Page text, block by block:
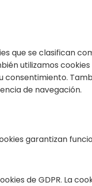
que se clasifican
utilizamos
consentimiento.
de navegación.
garantizan
de GDPR. La